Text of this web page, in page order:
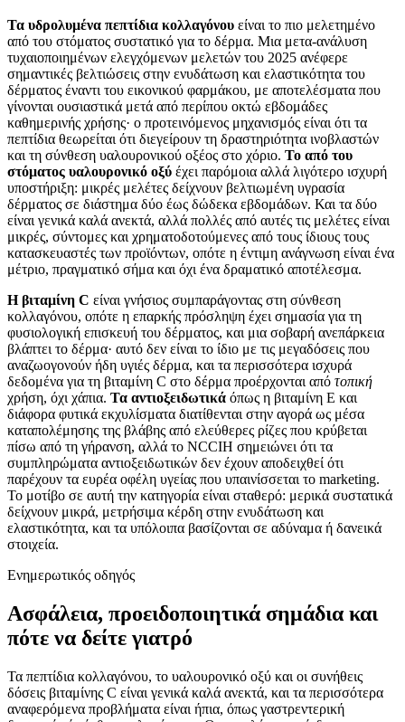
Τα υδρολυμένα πεπτίδια κολλαγόνου είναι το πιο μελετημένο
από του στόματος συστατικό για το δέρμα. Μια μετα-ανάλυση
τυχαιοποιημένων ελεγχόμενων μελετών του 2025 ανέφερε
σημαντικές βελτιώσεις στην ενυδάτωση και ελαστικότητα του
δέρματος έναντι του εικονικού φαρμάκου, με αποτελέσματα που
γίνονται ουσιαστικά μετά από περίπου οκτώ εβδομάδες
καθημερινής χρήσης· ο προτεινόμενος μηχανισμός είναι ότι τα
πεπτίδια θεωρείται ότι διεγείρουν τη δραστηριότητα ινοβλαστών
και τη σύνθεση υαλουρονικού οξέος στο χόριο. Το από του
στόματος υαλουρονικό οξύ έχει παρόμοια αλλά λιγότερο ισχυρή
υποστήριξη: μικρές μελέτες δείχνουν βελτιωμένη υγρασία
δέρματος σε διάστημα δύο έως δώδεκα εβδομάδων. Και τα δύο
είναι γενικά καλά ανεκτά, αλλά πολλές από αυτές τις μελέτες είναι
μικρές, σύντομες και χρηματοδοτούμενες από τους ίδιους τους
κατασκευαστές των προϊόντων, οπότε η έντιμη ανάγνωση είναι ένα
μέτριο, πραγματικό σήμα και όχι ένα δραματικό αποτέλεσμα.
Η βιταμίνη C είναι γνήσιος συμπαράγοντας στη σύνθεση
κολλαγόνου, οπότε η επαρκής πρόσληψη έχει σημασία για τη
φυσιολογική επισκευή του δέρματος, και μια σοβαρή ανεπάρκεια
βλάπτει το δέρμα· αυτό δεν είναι το ίδιο με τις μεγαδόσεις που
αναζωογονούν ήδη υγιές δέρμα, και τα περισσότερα ισχυρά
δεδομένα για τη βιταμίνη C στο δέρμα προέρχονται από τοπική
χρήση, όχι χάπια. Τα αντιοξειδωτικά όπως η βιταμίνη Ε και
διάφορα φυτικά εκχυλίσματα διατίθενται στην αγορά ως μέσα
καταπολέμησης της βλάβης από ελεύθερες ρίζες που κρύβεται
πίσω από τη γήρανση, αλλά το NCCIH σημειώνει ότι τα
συμπληρώματα αντιοξειδωτικών δεν έχουν αποδειχθεί ότι
παρέχουν τα ευρέα οφέλη υγείας που υπαινίσσεται το marketing.
Το μοτίβο σε αυτή την κατηγορία είναι σταθερό: μερικά συστατικά
δείχνουν μικρά, μετρήσιμα κέρδη στην ενυδάτωση και
ελαστικότητα, και τα υπόλοιπα βασίζονται σε αδύναμα ή δανεικά
στοιχεία.
Ενημερωτικός οδηγός
Ασφάλεια, προειδοποιητικά σημάδια και
πότε να δείτε γιατρό
Τα πεπτίδια κολλαγόνου, το υαλουρονικό οξύ και οι συνήθεις
δόσεις βιταμίνης C είναι γενικά καλά ανεκτά, και τα περισσότερα
αναφερόμενα προβλήματα είναι ήπια, όπως γαστρεντερική